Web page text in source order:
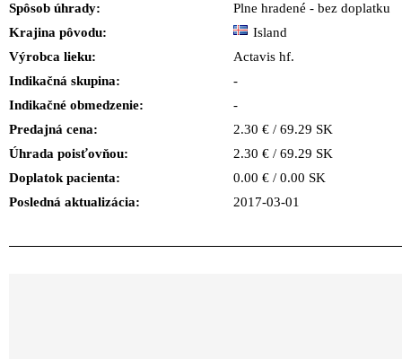
Spôsob úhrady:
Plne hradené - bez doplatku
Krajina pôvodu:
Island
Výrobca lieku:
Actavis hf.
Indikačná skupina:
-
Indikačné obmedzenie:
-
Predajná cena:
2.30 € / 69.29 SK
Úhrada poisťovňou:
2.30 € / 69.29 SK
Doplatok pacienta:
0.00 € / 0.00 SK
Posledná aktualizácia:
2017-03-01